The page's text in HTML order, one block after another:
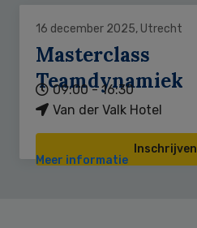
16 december 2025, Utrecht
Masterclass
Teamdynamiek
09:00 - 16:30
Van der Valk Hotel
Inschrijven
Meer informatie